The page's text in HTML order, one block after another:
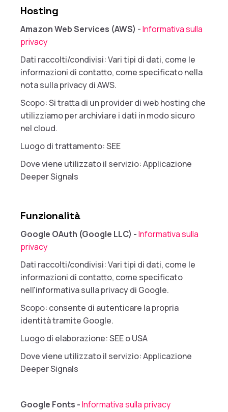
Hosting
Amazon Web Services (AWS) -Informativa sulla
privacy
Dati raccolti/condivisi: Vari tipi di dati, come le
informazioni di contatto, come specificato nella
nota sulla privacy di AWS.
Scopo: Si tratta di un provider di web hosting che
utilizziamo per archiviare i dati in modo sicuro
nel cloud.
Luogo di trattamento: SEE
Dove viene utilizzato il servizio: Applicazione
Deeper Signals
Funzionalità
Google OAuth (Google LLC) -Informativa sulla
privacy
Dati raccolti/condivisi: Vari tipi di dati, come le
informazioni di contatto, come specificato
nell'informativa sulla privacy di Google.
Scopo: consente di autenticare la propria
identità tramite Google.
Luogo di elaborazione: SEE o USA
Dove viene utilizzato il servizio: Applicazione
Deeper Signals
Google Fonts -Informativa sulla privacy